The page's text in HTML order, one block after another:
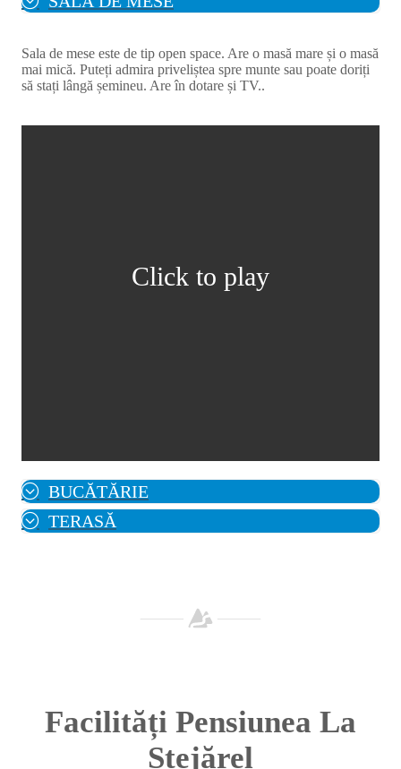
Sala de mese este de tip open space. Are o masă mare și o masă
mai mică. Puteți admira priveliștea spre munte sau poate doriți
să stați lângă șemineu. Are în dotare și TV..
Click to play
BUCĂTĂRIE
TERASĂ
Facilități Pensiunea La
Stejărel